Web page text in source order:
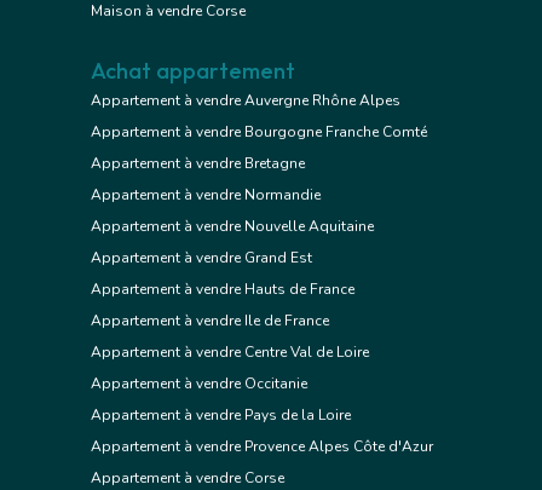
Maison à vendre Corse
Achat appartement
Appartement à vendre Auvergne Rhône Alpes
Appartement à vendre Bourgogne Franche Comté
Appartement à vendre Bretagne
Appartement à vendre Normandie
Appartement à vendre Nouvelle Aquitaine
Appartement à vendre Grand Est
Appartement à vendre Hauts de France
Appartement à vendre Ile de France
Appartement à vendre Centre Val de Loire
Appartement à vendre Occitanie
Appartement à vendre Pays de la Loire
Appartement à vendre Provence Alpes Côte d'Azur
Appartement à vendre Corse